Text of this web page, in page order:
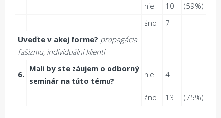
nie
10
(59%)
áno
7
Uveďte v akej forme? propagácia
fašizmu, individuálni klienti
6.
Mali by ste záujem o odborný
seminár na túto tému?
nie 4
áno 13 (75%)